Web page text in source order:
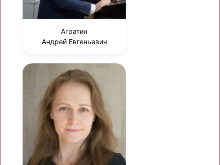
Агратин
Андрей Евгеньевич